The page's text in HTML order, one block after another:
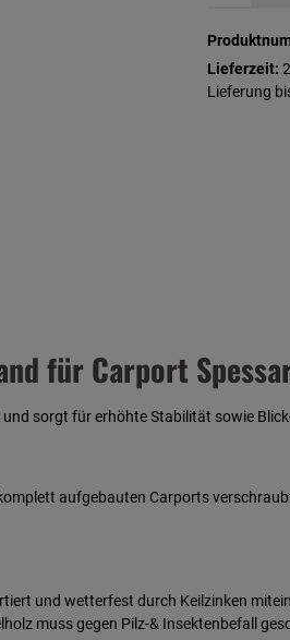
Lieferzeit:
Lieferung
für Carport
sorgt für erhöhte Stabilität sowie
aufgebauten Carports
und wetterfest durch Keilzinken
muss gegen Pilz-& Insektenbefall